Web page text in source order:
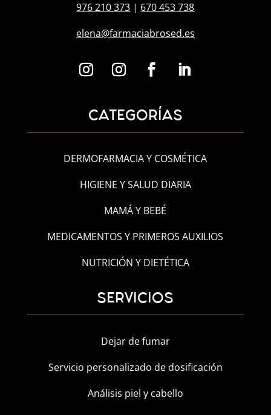
976 210 373 | 670 453 738
elena@farmaciabrosed.es
CATEGORÍAS
DERMOFARMACIA Y COSMÉTICA
HIGIENE Y SALUD DIARIA
MAMÁ Y BEBÉ
MEDICAMENTOS Y PRIMEROS AUXILIOS
NUTRICIÓN Y DIETÉTICA
SERVICIOS
Dejar de fumar
Servicio personalizado de dosificación
Análisis piel y cabello